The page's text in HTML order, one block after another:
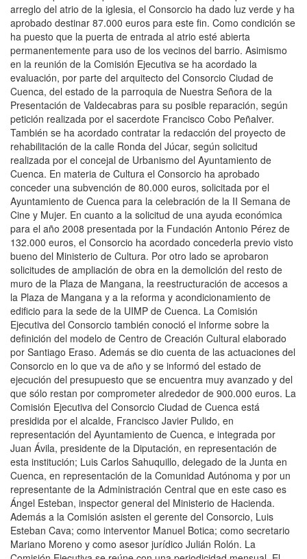
arreglo del atrio de la iglesia, el Consorcio ha dado luz verde y ha
aprobado destinar 87.000 euros para este fin. Como condición se
ha puesto que la puerta de entrada al atrio esté abierta
permanentemente para uso de los vecinos del barrio. Asimismo
en la reunión de la Comisión Ejecutiva se ha acordado la
evaluación, por parte del arquitecto del Consorcio Ciudad de
Cuenca, del estado de la parroquia de Nuestra Señora de la
Presentación de Valdecabras para su posible reparación, según
petición realizada por el sacerdote Francisco Cobo Peñalver.
También se ha acordado contratar la redacción del proyecto de
rehabilitación de la calle Ronda del Júcar, según solicitud
realizada por el concejal de Urbanismo del Ayuntamiento de
Cuenca. En materia de Cultura el Consorcio ha aprobado
conceder una subvención de 80.000 euros, solicitada por el
Ayuntamiento de Cuenca para la celebración de la II Semana de
Cine y Mujer. En cuanto a la solicitud de una ayuda económica
para el año 2008 presentada por la Fundación Antonio Pérez de
132.000 euros, el Consorcio ha acordado concederla previo visto
bueno del Ministerio de Cultura. Por otro lado se aprobaron
solicitudes de ampliación de obra en la demolición del resto de
muro de la Plaza de Mangana, la reestructuración de accesos a
la Plaza de Mangana y a la reforma y acondicionamiento de
edificio para la sede de la UIMP de Cuenca. La Comisión
Ejecutiva del Consorcio también conoció el informe sobre la
definición del modelo de Centro de Creación Cultural elaborado
por Santiago Eraso. Además se dio cuenta de las actuaciones del
Consorcio en lo que va de año y se informó del estado de
ejecución del presupuesto que se encuentra muy avanzado y del
que sólo restan por comprometer alrededor de 900.000 euros. La
Comisión Ejecutiva del Consorcio Ciudad de Cuenca está
presidida por el alcalde, Francisco Javier Pulido, en
representación del Ayuntamiento de Cuenca, e integrada por
Juan Ávila, presidente de la Diputación, en representación de
esta institución; Luis Carlos Sahuquillo, delegado de la Junta en
Cuenca, en representación de la Comunidad Autónoma y por un
representante de la Administración Central que en este caso es
Ángel Esteban, inspector general del Ministerio de Hacienda.
Además a la Comisión asisten el gerente del Consorcio, Luis
Esteban Cava; como interventor Manuel Botica; como secretario
Mariano Moreno y como asesor jurídico Julián Rolón. La